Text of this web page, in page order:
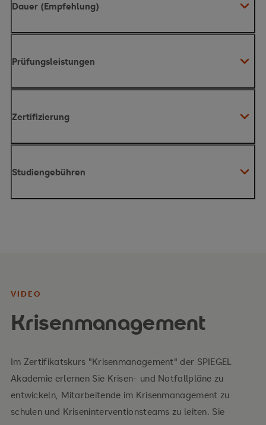
Dauer (Empfehlung)
Prüfungsleistungen
Zertifizierung
Studiengebühren
VIDEO
Krisenmanagement
Im Zertifikatskurs "Krisenmanagement" der SPIEGEL
Akademie erlernen Sie Krisen- und Notfallpläne zu
entwickeln, Mitarbeitende im Krisen­management zu
schulen und Kriseninterventionsteams zu leiten. Sie